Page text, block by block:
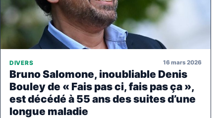
DIVERS 16 mars 2026
Bruno Salomone, inoubliable Denis
Bouley de « Fais pas ci, fais pas ça »,
est décédé à 55 ans des suites d’une
longue maladie